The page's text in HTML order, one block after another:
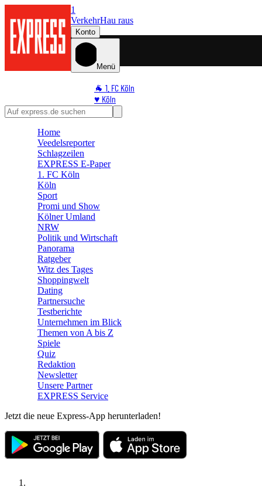
1
VerkehrHau raus
Konto
Menü
🐐 1. FC Köln
♥️ Köln
⭐ Promi
🛒 Shoppingwelt
Home
Veedelsreporter
Schlagzeilen
EXPRESS E-Paper
1. FC Köln
Köln
Sport
Promi und Show
Kölner Umland
NRW
Politik und Wirtschaft
Panorama
Ratgeber
Witz des Tages
Shoppingwelt
Dating
Partnersuche
Testberichte
Unternehmen im Blick
Themen von A bis Z
Spiele
Quiz
Redaktion
Newsletter
Unsere Partner
EXPRESS Service
Jetzt die neue Express-App herunterladen!